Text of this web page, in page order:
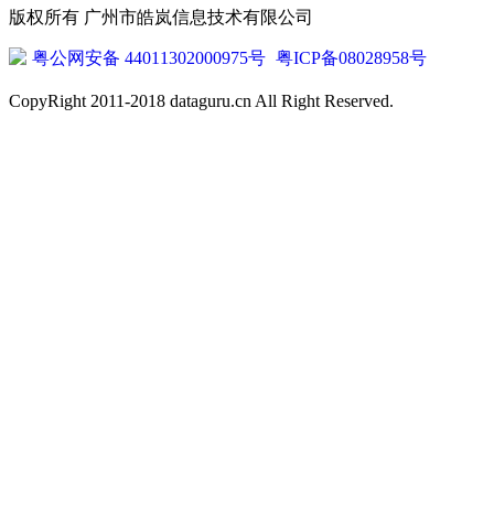
版权所有 广州市皓岚信息技术有限公司
粤公网安备 44011302000975号 粤ICP备08028958号
CopyRight 2011-2018 dataguru.cn All Right Reserved.